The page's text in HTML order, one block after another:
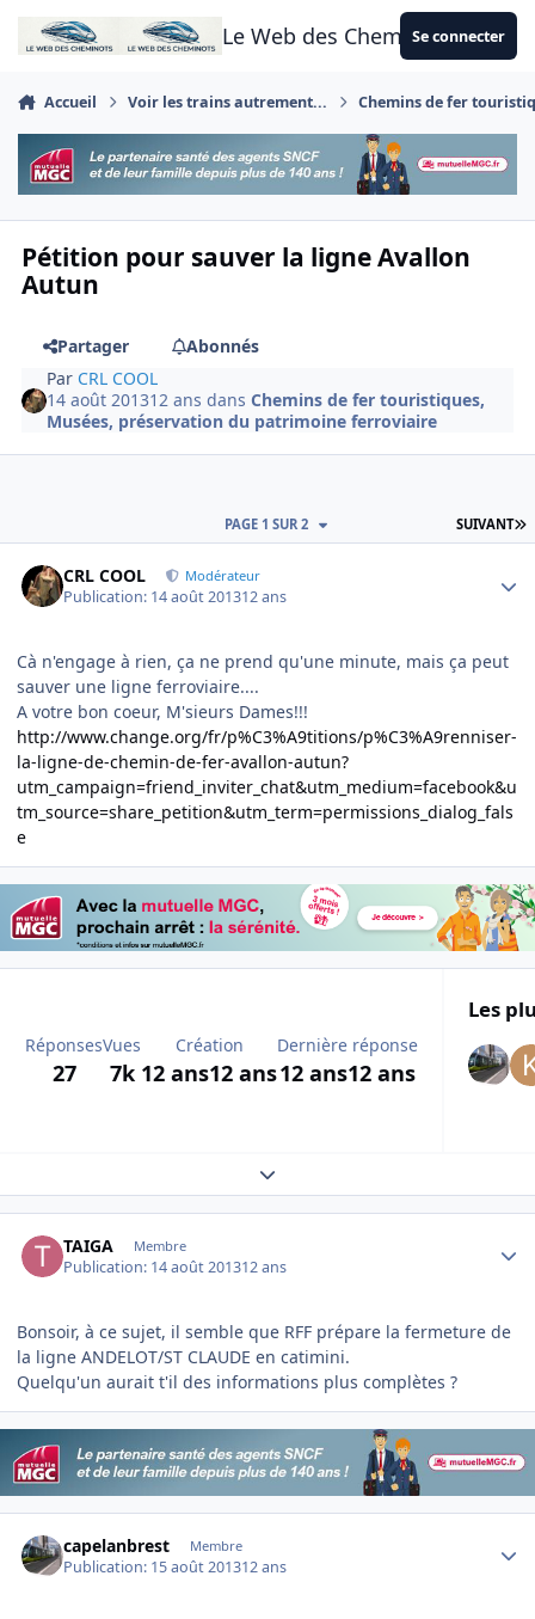
Aller au contenu
Le Web des CheminotsSe connecter
Accueil Voir les trains autrement... Chemins de fer
Pétition pour sauver la ligne Avallon
Autun
Partager
Abonnés
Par CRL COOL
14 août 201312 ans dansChemins de fer touristiques,
Musées, préservation du patrimoine ferroviaire
SUIVANT
PAGE 1 SUR 2
CRL COOL Modérateur
Publication: 14 août 201312 ans
Cà n'engage à rien, ça ne prend qu'une minute, mais ça peut
sauver une ligne ferroviaire....
A votre bon coeur, M'sieurs Dames!!!
http://www.change.org/fr/p%C3%A9titions/p%C3%A9renniser-
la-ligne-de-chemin-de-fer-avallon-autun?
utm_campaign=friend_inviter_chat&utm_medium=facebook&u
tm_source=share_petition&utm_term=permissions_dialog_fals
e
Réponses
27
Vues
7k
Création
12 ans12 ans
Dernière réponse
12 ans12 ans
Les
Expand topic overview
TAIGA Membre
Publication: 14 août 201312 ans
Bonsoir, à ce sujet, il semble que RFF prépare la fermeture de
la ligne ANDELOT/ST CLAUDE en catimini.
Quelqu'un aurait t'il des informations plus complètes ?
capelanbrest Membre
Publication: 15 août 201312 ans